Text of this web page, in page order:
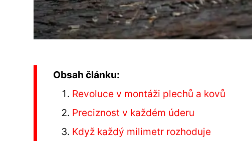
Obsah článku:
Revoluce v montáži plechů a kovů
Preciznost v každém úderu
Když každý milimetr rozhoduje